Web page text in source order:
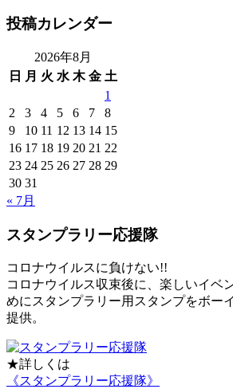
投稿カレンダー
2026年8月
日
月 火 水 木 金 土
1
2
3 4 5 6 7
8
9
10 11 12 13 14 15
16 17 18 19 20 21 22
23 24 25 26 27 28 29
30 31
« 7月
スタンプラリー応援隊
コロナウイルスに負けない!!
コロナウイルス収束後に、楽しいイベ
めにスタンプラリー用スタンプをボー
提供。
★詳しくは
《スタンプラリー応援隊》